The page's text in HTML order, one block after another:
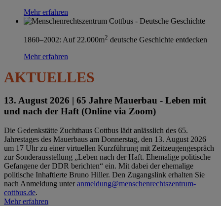
Mehr erfahren
1860–2002: Auf 22.000m2 deutsche Geschichte entdecken
Mehr erfahren
AKTUELLES
13. August 2026 | 65 Jahre Mauerbau - Leben mit
und nach der Haft (Online via Zoom)
Die Gedenkstätte Zuchthaus Cottbus lädt anlässlich des 65.
Jahrestages des Mauerbaus am Donnerstag, den 13. August 2026
um 17 Uhr zu einer virtuellen Kurzführung mit Zeitzeugengespräch
zur Sonderausstellung „Leben nach der Haft. Ehemalige politische
Gefangene der DDR berichten“ ein. Mit dabei der ehemalige
politische Inhaftierte Bruno Hiller. Den Zugangslink erhalten Sie
nach Anmeldung unteranmeldung@menschenrechtszentrum-
cottbus.de.
Mehr erfahren